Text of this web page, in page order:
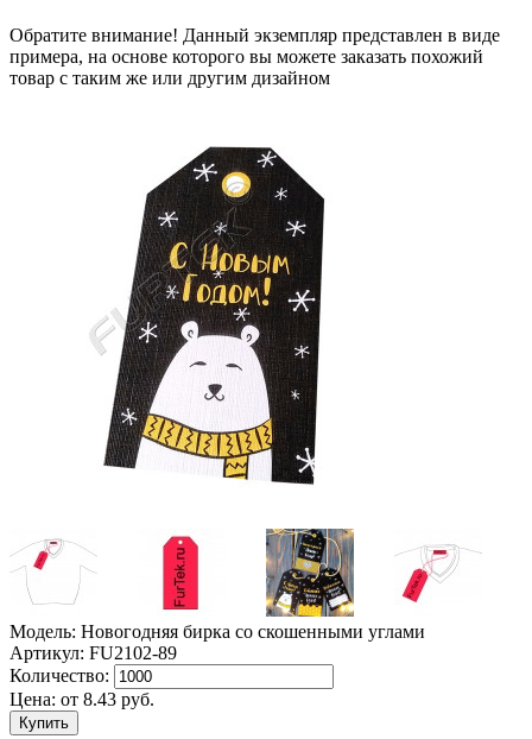
Обратите внимание! Данный экземпляр представлен в виде
примера, на основе которого вы можете заказать похожий
товар с таким же или другим дизайном
Модель: Новогодняя бирка со скошенными углами
Артикул: FU2102-89
Количество:
Цена: от 8.43 руб.